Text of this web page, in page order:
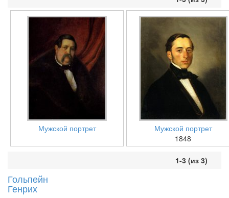
Мужской портрет
Мужской портрет
1848
1-3 (из 3)
Гольпейн
Генрих